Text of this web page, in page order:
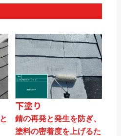
下塗り
錆の再発と発生を防ぎ、
塗料の密着度を上げるた